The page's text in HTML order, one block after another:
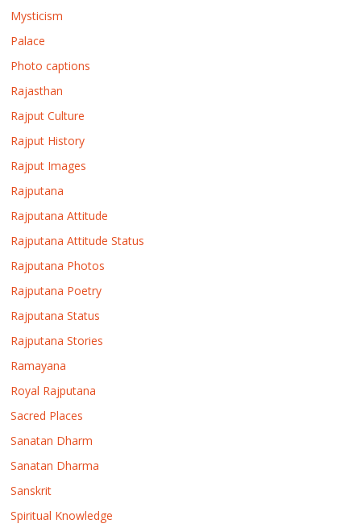
Mysticism
Palace
Photo captions
Rajasthan
Rajput Culture
Rajput History
Rajput Images
Rajputana
Rajputana Attitude
Rajputana Attitude Status
Rajputana Photos
Rajputana Poetry
Rajputana Status
Rajputana Stories
Ramayana
Royal Rajputana
Sacred Places
Sanatan Dharm
Sanatan Dharma
Sanskrit
Spiritual Knowledge